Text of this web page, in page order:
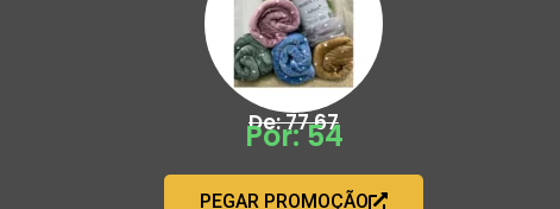
De: 77,67
Por: 54
PEGAR PROMOÇÃO